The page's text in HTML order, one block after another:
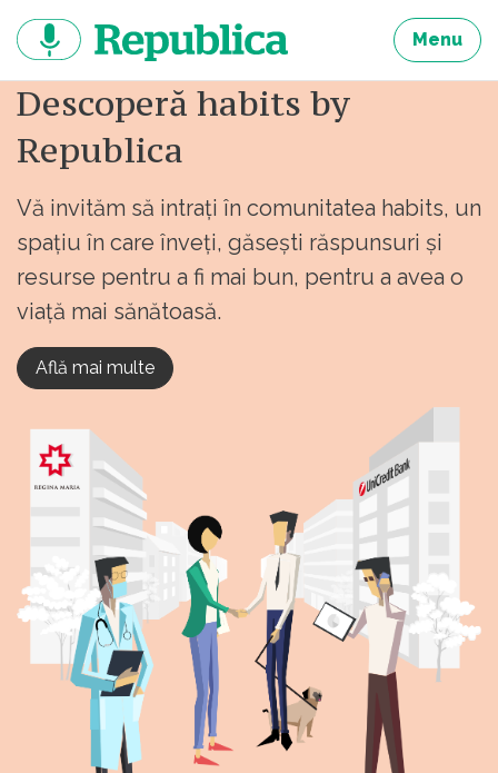
continut
Menu
Descoperă habits by
Republica
Vă invităm să intrați în comunitatea habits, un
spațiu în care înveți, găsești răspunsuri și
resurse pentru a fi mai bun, pentru a avea o
viață mai sănătoasă.
Află mai multe